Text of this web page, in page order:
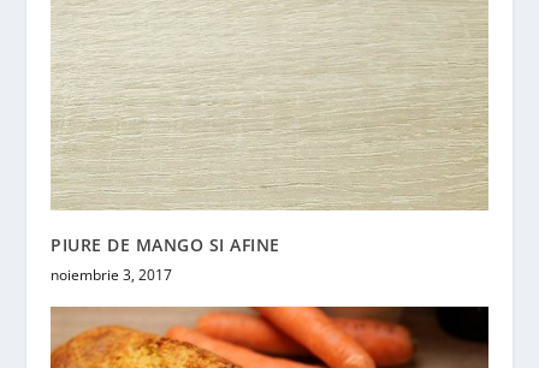
PIURE DE MANGO SI AFINE
noiembrie 3, 2017